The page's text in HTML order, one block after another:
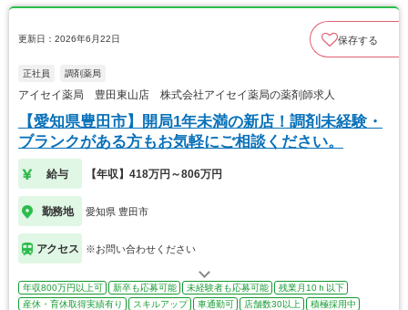
更新日：2026年6月22日 保存する
正社員 調剤薬局
アイセイ薬局 豊田東山店 株式会社アイセイ薬局の薬剤師求人
【愛知県豊田市】開局1年未満の新店！調剤未経験・
ブランクがある方もお気軽にご相談ください。
給与 【年収】418万円～806万円
勤務地 愛知県 豊田市
アクセス ※お問い合わせください
年収800万円以上可 新卒も応募可能 未経験者も応募可能
残業月10ｈ以下
産休・育休取得実績有り
スキルアップ 車通勤可 店舗数30以上
積極採用中